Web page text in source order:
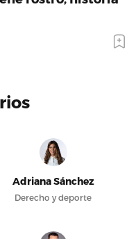
Adriana Sánchez
Derecho y deporte